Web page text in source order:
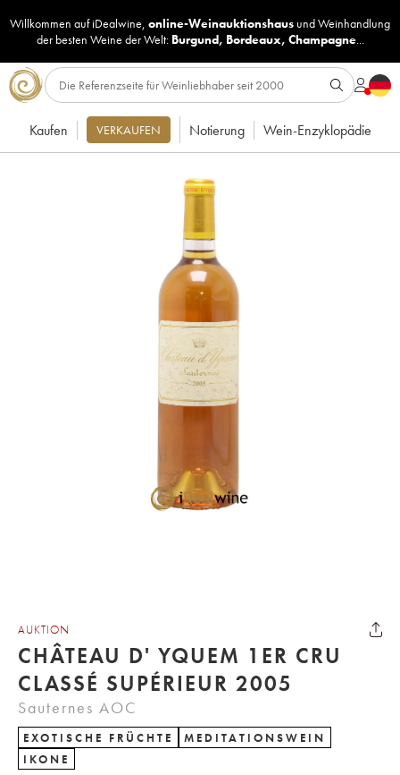
Willkommen auf iDealwine, online-Weinauktionshaus undWeinhandlung
der besten Weine der Welt: Burgund, Bordeaux, Champagne...
Kaufen VERKAUFEN Notierung Wein-Enzyklopädie
AUKTION
CHÂTEAU D' YQUEM 1ER CRU
CLASSÉ SUPÉRIEUR 2005
Sauternes AOC
EXOTISCHE FRÜCHTE
MEDITATIONSWEIN
IKONE